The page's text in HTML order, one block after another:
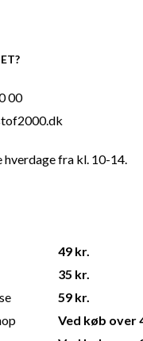
00
hverdage fra kl. 10-14.
49 kr.
35 kr.
59 kr.
Ved køb over